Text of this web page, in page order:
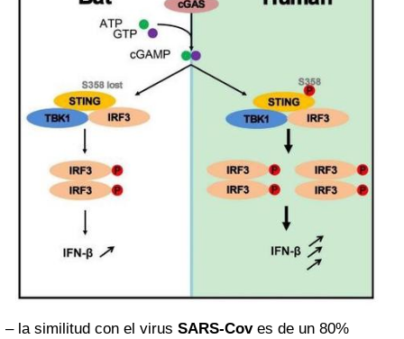
– la similitud con el virus SARS-Coves de un 80%